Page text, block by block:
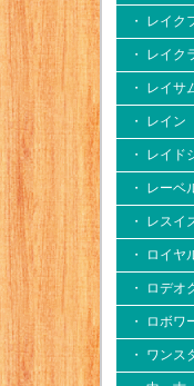
・ レイク
・ レイク
・ レイサ
・ レイン
・ レイド
・ レーベ
・ レスイ
・ ロイヤ
・ ロデオ
・ ロボワ
・ ワンス